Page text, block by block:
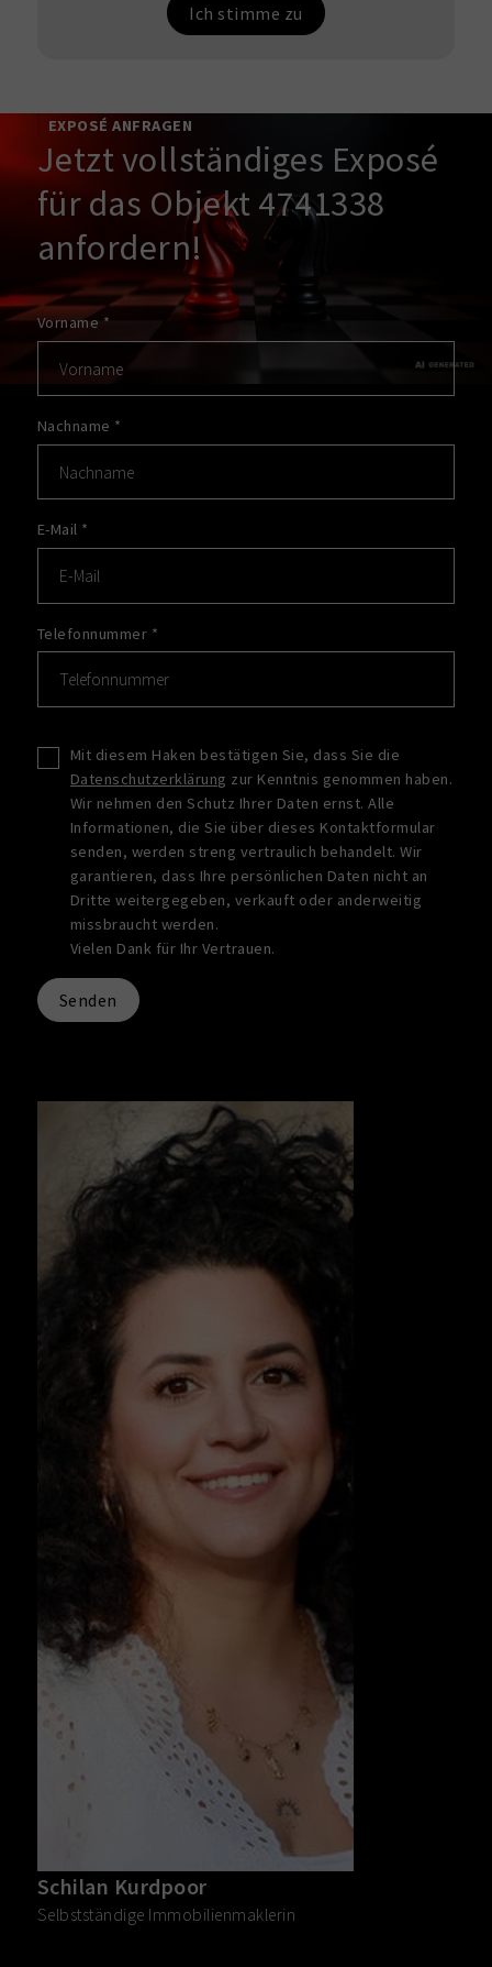
Ich stimme zu
EXPOSÉ ANFRAGEN
Jetzt vollständiges Exposé
für das Objekt 4741338
anfordern!
Vorname *
Nachname *
E-Mail *
Telefonnummer *
Mit diesem Haken bestätigen Sie, dass Sie die
Datenschutzerklärung zur Kenntnis genommen haben.
Wir nehmen den Schutz Ihrer Daten ernst. Alle
Informationen, die Sie über dieses Kontaktformular
senden, werden streng vertraulich behandelt. Wir
garantieren, dass Ihre persönlichen Daten nicht an
Dritte weitergegeben, verkauft oder anderweitig
missbraucht werden.
Vielen Dank für Ihr Vertrauen.
Senden
Schilan Kurdpoor
Selbstständige Immobilienmaklerin